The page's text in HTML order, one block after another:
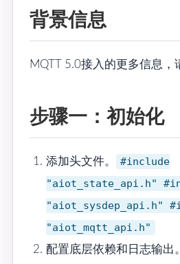
背景信息
MQTT 5.0接入的更多信息，
步骤一：初始化
添加头文件。
#include
"aiot_state_api.h"
"aiot_sysdep_api.h"
"aiot_mqtt_api.h"
配置底层依赖和日志输出。